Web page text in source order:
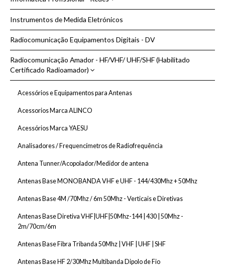
Redutores/Conversor de Tensão DC/DC 24Vdc/12/13.8Vdc)
UPS Intercativa Monofásica 230Vac
Camaras CCTV
GPS - Sistema de Navegação
Alicates de Corte
Alicates de Cravar Fichas Coaxiais RG
Ferros e Estações de Soldar | Dessoldar
Fitas Adesivas
Indicação e Medida
Lupas
Malas de Ferramenta
Pinças Para Electrónica
Pistolas de Ar Quente
Solda Estanho e Acessórios de Limpesa
Spray KONTAKT
Spray Para Electrónica
Suportes Ferro Soldar
Tapetes Magnéticos e Silicone
Rede Acessorios Passivos Cabo Tipo Cat5, Cat6, Cat7
Router 4G, WIFI, BLUETOOTH
Instrumentos de Medida Eletrónicos
Radiocomunicação Equipamentos Digitais - DV
Radiocomunicação Amador - HF/VHF/ UHF/SHF (Habilitado
Certificado Radioamador)
Acessórios e Equipamentos para Antenas
Acessorios Marca ALINCO
Acessórios Marca YAESU
Analisadores / Frequencímetros de Radiofrequência
Antena Tunner/Acopolador/Medidor de antena
Antenas Base MONOBANDA VHF e UHF - 144/430Mhz + 50Mhz
Antenas Base 4M /70Mhz / 6m 50Mhz - Verticais e Diretivas
Antenas Base Diretiva VHF|UHF|50Mhz-144 | 430 | 50Mhz -
2m/70cm/6m
Antenas Base Fibra Tribanda 50Mhz | VHF | UHF | SHF
Antenas Base HF 2/30Mhz Multibanda Dipolo de Fio